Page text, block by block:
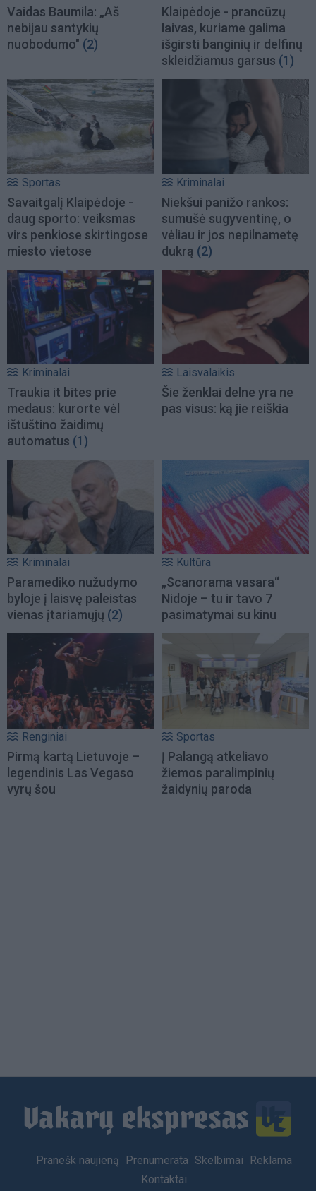
Vaidas Baumila: „Aš
nebijau santykių
nuobodumo" (2)
Klaipėdoje - prancūzų
laivas, kuriame galima
išgirsti banginių ir delfinų
skleidžiamus garsus (1)
Sportas
Savaitgalį Klaipėdoje -
daug sporto: veiksmas
virs penkiose skirtingose
miesto vietose
Kriminalai
Niekšui panižo rankos:
sumušė sugyventinę, o
vėliau ir jos nepilnametę
dukrą (2)
Kriminalai
Traukia it bites prie
medaus: kurorte vėl
ištuštino žaidimų
automatus (1)
Laisvalaikis
Šie ženklai delne yra ne
pas visus: ką jie reiškia
Kriminalai
Paramediko nužudymo
byloje į laisvę paleistas
vienas įtariamųjų (2)
Kultūra
„Scanorama vasara“
Nidoje – tu ir tavo 7
pasimatymai su kinu
Renginiai
Pirmą kartą Lietuvoje –
legendinis Las Vegaso
vyrų šou
Sportas
Į Palangą atkeliavo
žiemos paralimpinių
žaidynių paroda
Footer
Pranešk naujieną Prenumerata Skelbimai
Reklama
Kontaktai